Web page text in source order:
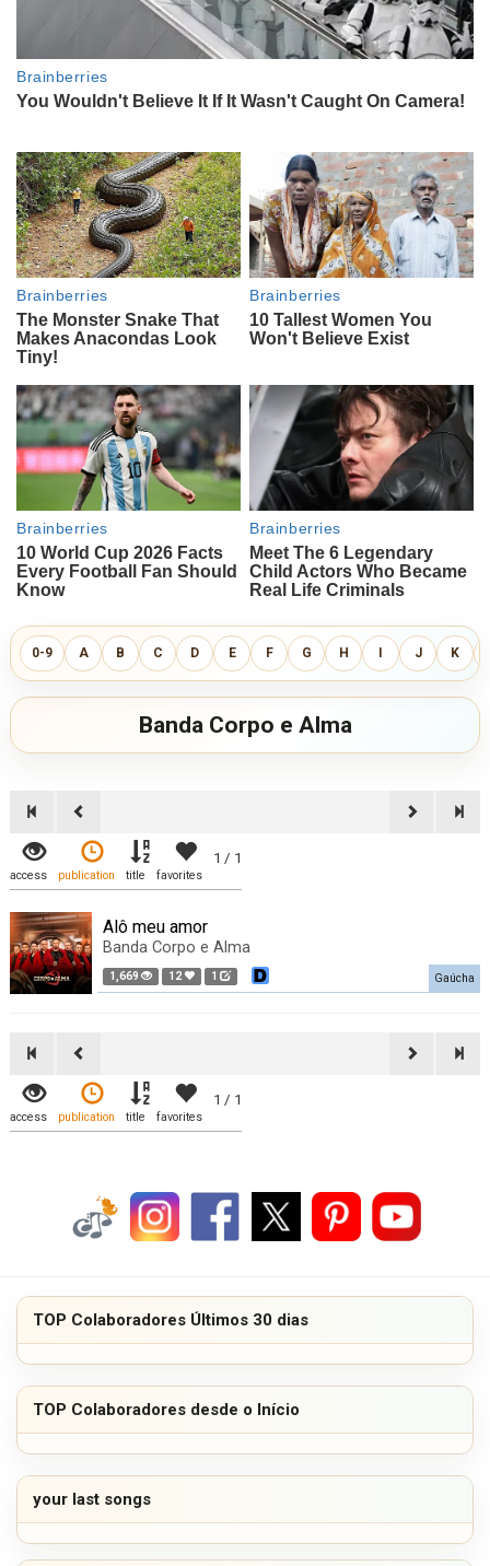
0-9 A B C D E F G H I J K
Banda Corpo e Alma
1 / 1
access publication title favorites
Alô meu amor
Banda Corpo e Alma
1,669 12 1 Gaúcha
1 / 1
access publication title favorites
TOP Colaboradores Últimos 30 dias
TOP Colaboradores desde o Início
your last songs